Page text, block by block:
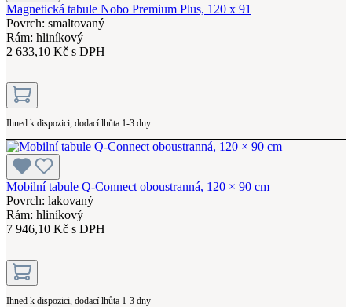
Magnetická tabule Nobo Premium Plus, 120 x 91
Povrch: smaltovaný
Rám: hliníkový
2 633,10 Kč s DPH
Ihned k dispozici, dodací lhůta 1-3 dny
Mobilní tabule Q-Connect oboustranná, 120 × 90 cm
Povrch: lakovaný
Rám: hliníkový
7 946,10 Kč s DPH
Ihned k dispozici, dodací lhůta 1-3 dny